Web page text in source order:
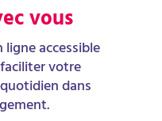
vous
accessible
votre
dans